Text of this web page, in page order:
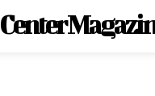
Center